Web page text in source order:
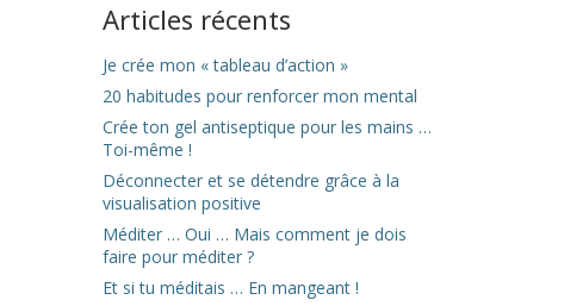
Articles récents
Je crée mon « tableau d’action »
20 habitudes pour renforcer mon mental
Crée ton gel antiseptique pour les mains …
Toi-même !
Déconnecter et se détendre grâce à la
visualisation positive
Méditer … Oui … Mais comment je dois
faire pour méditer ?
Et si tu méditais … En mangeant !